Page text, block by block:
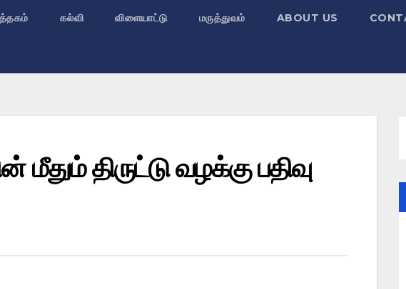
கல்வி விளையாட்டு மருத்துவம் ABOUT US
திருட்டு வழக்கு பதிவு